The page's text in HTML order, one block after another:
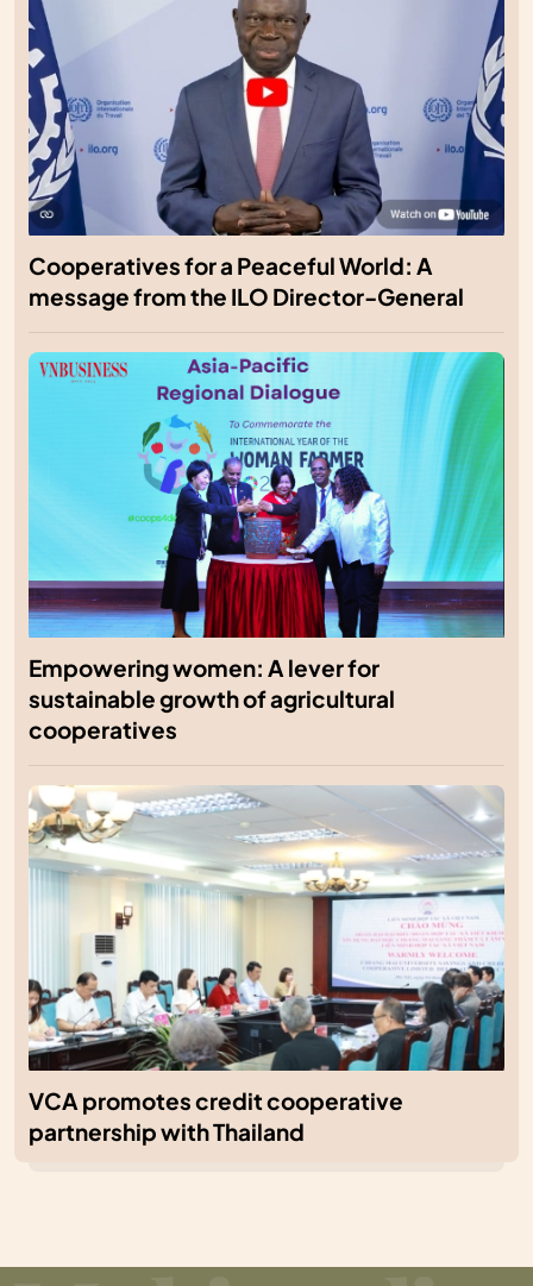
Cooperatives for a Peaceful World: A
message from the ILO Director-General
Empowering women: A lever for
sustainable growth of agricultural
cooperatives
VCA promotes credit cooperative
partnership with Thailand